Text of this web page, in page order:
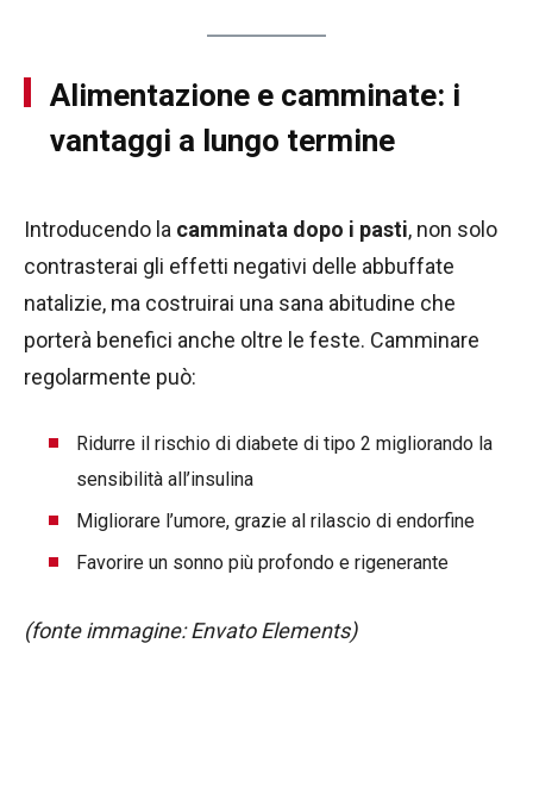
Alimentazione e camminate: i
vantaggi a lungo termine
Introducendo la camminata dopo i pasti, non solo
contrasterai gli effetti negativi delle abbuffate
natalizie, ma costruirai una sana abitudine che
porterà benefici anche oltre le feste. Camminare
regolarmente può:
Ridurre il rischio di diabete di tipo 2 migliorando la
sensibilità all’insulina
Migliorare l’umore, grazie al rilascio di endorfine
Favorire un sonno più profondo e rigenerante
(fonte immagine: Envato Elements)